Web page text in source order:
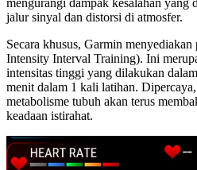
jalur sinyal dan distorsi di atmosfer.
Secara khusus, Garmin
Intensity Interval Training). Ini
intensitas tinggi yang dilakukan
menit dalam 1 kali latihan.
metabolisme tubuh akan terus
keadaan istirahat.